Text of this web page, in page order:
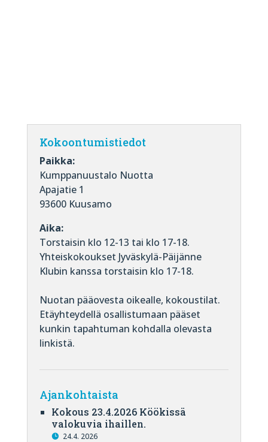
Kokoontumistiedot
Paikka:
Kumppanuustalo Nuotta
Apajatie 1
93600 Kuusamo
Aika:
Torstaisin klo 12-13 tai klo 17-18.
Yhteiskokoukset Jyväskylä-Päijänne
Klubin kanssa torstaisin klo 17-18.
Nuotan pääovesta oikealle, kokoustilat.
Etäyhteydellä osallistumaan pääset
kunkin tapahtuman kohdalla olevasta
linkistä.
Ajankohtaista
Kokous 23.4.2026 Köökissä
valokuvia ihaillen.
24.4. 2026